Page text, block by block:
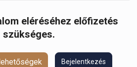
eléréséhez előfizetés
szükséges.
Bejelentkezés